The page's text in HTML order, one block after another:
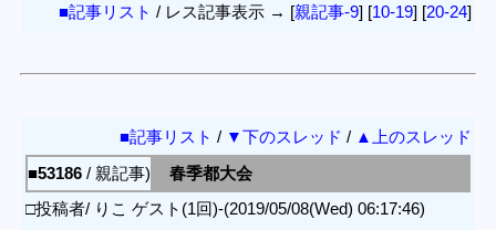
■記事リスト / レス記事表示 → [親記事-9] [10-19] [20-24]
■記事リスト / ▼下のスレッド / ▲上のスレッド
■53186 / 親記事)
春季都大会
□投稿者/ りこ ゲスト(1回)-(2019/05/08(Wed) 06:17:46)